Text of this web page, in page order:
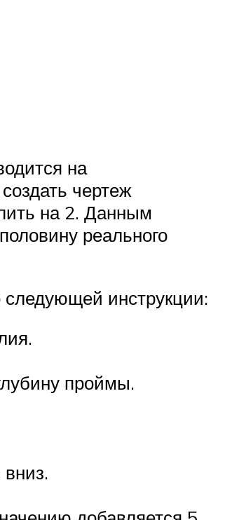
на
чертеж
на 2. Данным
реального
инструкции:
проймы.